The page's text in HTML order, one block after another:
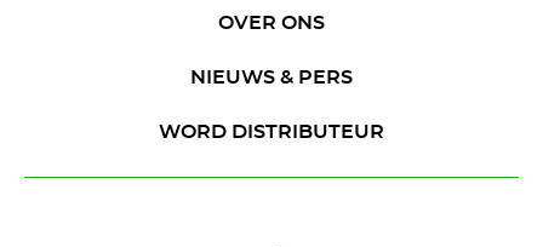
OVER ONS
NIEUWS & PERS
WORD DISTRIBUTEUR